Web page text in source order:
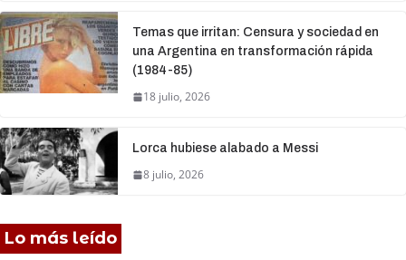
Temas que irritan: Censura y sociedad en
una Argentina en transformación rápida
(1984-85)
18 julio, 2026
Lorca hubiese alabado a Messi
8 julio, 2026
Lo más leído